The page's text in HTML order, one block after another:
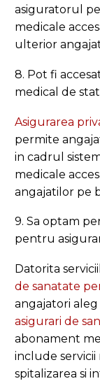
asiguratorul
medicale
ulterior
8. Pot fi
medical de
Asigurarea
permite
in cadrul
medicale
angajatilor pe
9. Sa optam
pentru
Datorita
de sanatate
angajatori
asigurari de
abonament
include servicii
spitalizarea si